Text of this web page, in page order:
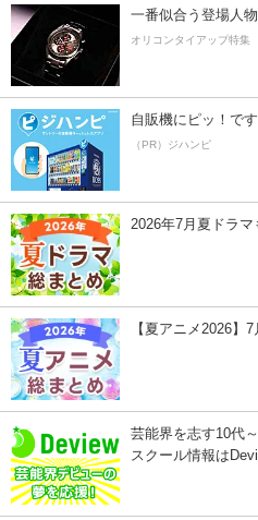
一番似合う登場人
オリコンタイアップ特集
自販機にピッ！で
（PR）ジハンピ
2026年7月夏ドラ
【夏アニメ2026】
芸能界を志す10代
スクール情報は